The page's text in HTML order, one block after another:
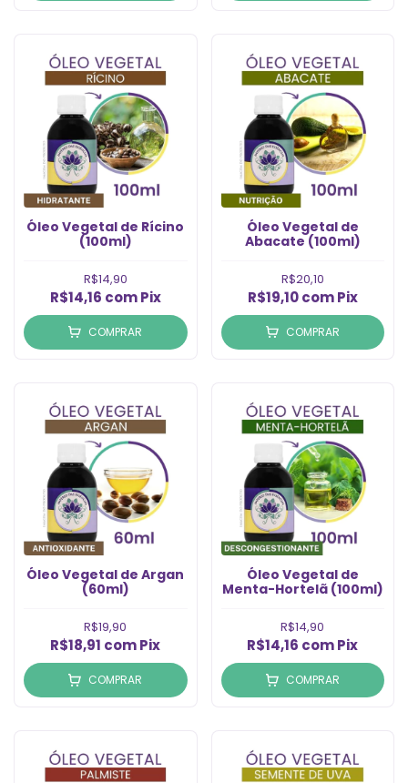
Óleo Vegetal de Rícino
(100ml)
R$14,90
R$14,16 com Pix
COMPRAR
Óleo Vegetal de
Abacate (100ml)
R$20,10
R$19,10com Pix
COMPRAR
Óleo Vegetal de Argan
(60ml)
R$19,90
R$18,91 comPix
COMPRAR
Óleo Vegetal de
Menta-Hortelã (100ml)
R$14,90
R$14,16 comPix
COMPRAR